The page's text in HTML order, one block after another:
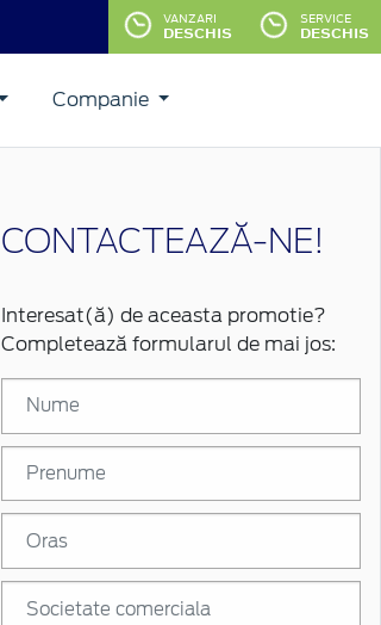
VANZARI
DESCHIS
SERVICE
DESCHIS
Companie
CONTACTEAZĂ-NE!
Interesat(ă) de aceasta promotie?
Completează formularul de mai jos: